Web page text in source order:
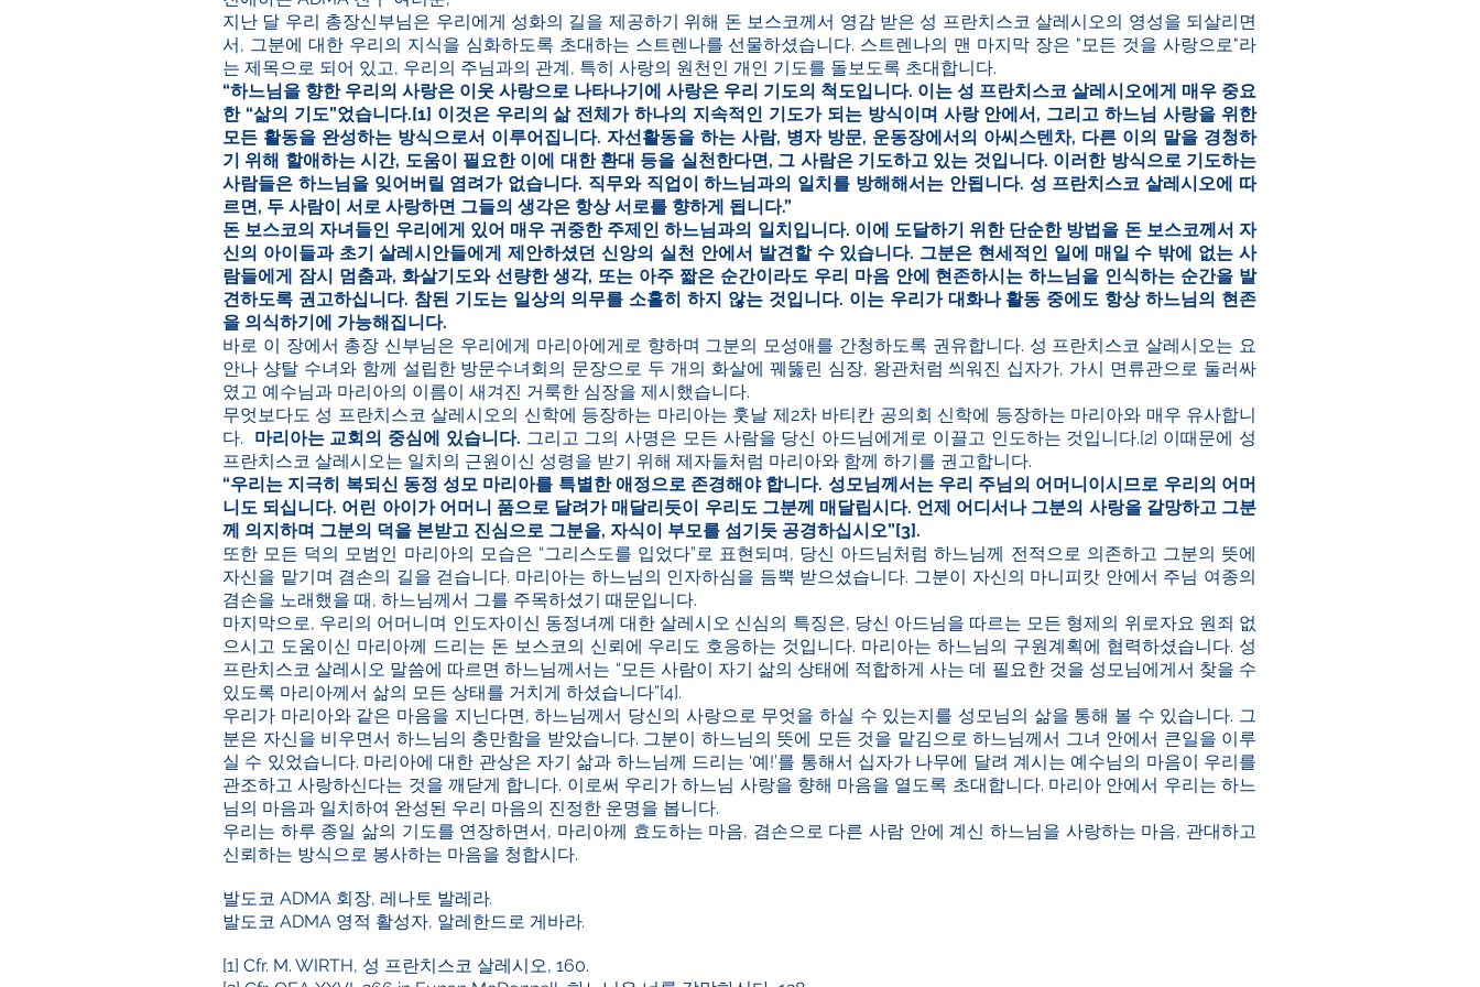
지난 달 우리 총장신부님은 우리에게 성화의 길을 제공하기 위해 돈 보스코께서 영감 받은 성 프란치스코 살레시오의 영성을 되살리면
서, 그분에 대한 우리의 지식을 심화하도록 초대하는 스트렌나를 선물하셨습니다. 스트렌나의 맨 마지막 장은 "모든 것을 사랑으로"라
는 제목으로 되어 있고, 우리의 주님과의 관계, 특히 사랑의 원천인 개인 기도를 돌보도록 초대합니다.
“하느님을 향한 우리의 사랑은 이웃 사랑으로 나타나기에 사랑은 우리 기도의 척도입니다. 이는 성 프란치스코 살레시오에게 매우 중요
한 “삶의 기도”었습니다.[1] 이것은 우리의 삶 전체가 하나의 지속적인 기도가 되는 방식이며 사랑 안에서, 그리고 하느님 사랑을 위한
모든 활동을 완성하는 방식으로서 이루어집니다. 자선활동을 하는 사람, 병자 방문, 운동장에서의 아씨스텐차, 다른 이의 말을 경청하
기 위해 할애하는 시간, 도움이 필요한 이에 대한 환대 등을 실천한다면, 그 사람은 기도하고 있는 것입니다. 이러한 방식으로 기도하는
사람들은 하느님을 잊어버릴 염려가 없습니다. 직무와 직업이 하느님과의 일치를 방해해서는 안됩니다. 성 프란치스코 살레시오에 따
르면, 두 사람이 서로 사랑하면 그들의 생각은 항상 서로를 향하게 됩니다.”
돈 보스코의 자녀들인 우리에게 있어 매우 귀중한 주제인 하느님과의 일치입니다. 이에 도달하기 위한 단순한 방법을 돈 보스코께서 자
신의 아이들과 초기 살레시안들에게 제안하셨던 신앙의 실천 안에서 발견할 수 있습니다. 그분은 현세적인 일에 매일 수 밖에 없는 사
람들에게 잠시 멈춤과, 화살기도와 선량한 생각, 또는 아주 짧은 순간이라도 우리 마음 안에 현존하시는 하느님을 인식하는 순간을 발
견하도록 권고하십니다. 참된 기도는 일상의 의무를 소홀히 하지 않는 것입니다. 이는 우리가 대화나 활동 중에도 항상 하느님의 현존
을 의식하기에 가능해집니다.
바로 이 장에서 총장 신부님은 우리에게 마리아에게로 향하며 그분의 모성애를 간청하도록 권유합니다. 성 프란치스코 살레시오는 요
안나 샹탈 수녀와 함께 설립한 방문수녀회의 문장으로 두 개의 화살에 꿰뚫린 심장, 왕관처럼 씌워진 십자가, 가시 면류관으로 둘러싸
였고 예수님과 마리아의 이름이 새겨진 거룩한 심장을 제시했습니다.
무엇보다도 성 프란치스코 살레시오의 신학에 등장하는 마리아는 훗날 제2차 바티칸 공의회 신학에 등장하는 마리아와 매우 유사합니
다. 마리아는 교회의 중심에 있습니다. 그리고 그의 사명은 모든 사람을 당신 아드님에게로 이끌고 인도하는 것입니다.[2] 이때문에 성
프란치스코 살레시오는 일치의 근원이신 성령을 받기 위해 제자들처럼 마리아와 함께 하기를 권고합니다.
“우리는 지극히 복되신 동정 성모 마리아를 특별한 애정으로 존경해야 합니다. 성모님께서는 우리 주님의 어머니이시므로 우리의 어머
니도 되십니다. 어린 아이가 어머니 품으로 달려가 매달리듯이 우리도 그분께 매달립시다. 언제 어디서나 그분의 사랑을 갈망하고 그분
께 의지하며 그분의 덕을 본받고 진심으로 그분을, 자식이 부모를 섬기듯 공경하십시오”[3].
또한 모든 덕의 모범인 마리아의 모습은 “그리스도를 입었다”로 표현되며, 당신 아드님처럼 하느님께 전적으로 의존하고 그분의 뜻에
자신을 맡기며 겸손의 길을 걷습니다. 마리아는 하느님의 인자하심을 듬뿍 받으셨습니다. 그분이 자신의 마니피캇 안에서 주님 여종의
겸손을 노래했을 때, 하느님께서 그를 주목하셨기 때문입니다.
마지막으로, 우리의 어머니며 인도자이신 동정녀께 대한 살레시오 신심의 특징은, 당신 아드님을 따르는 모든 형제의 위로자요 원죄 없
으시고 도움이신 마리아께 드리는 돈 보스코의 신뢰에 우리도 호응하는 것입니다. 마리아는 하느님의 구원계획에 협력하셨습니다. 성
프란치스코 살레시오 말씀에 따르면 하느님께서는 “모든 사람이 자기 삶의 상태에 적합하게 사는 데 필요한 것을 성모님에게서 찾을 수
있도록 마리아께서 삶의 모든 상태를 거치게 하셨습니다”[4].
우리가 마리아와 같은 마음을 지닌다면, 하느님께서 당신의 사랑으로 무엇을 하실 수 있는지를 성모님의 삶을 통해 볼 수 있습니다. 그
분은 자신을 비우면서 하느님의 충만함을 받았습니다. 그분이 하느님의 뜻에 모든 것을 맡김으로 하느님께서 그녀 안에서 큰일을 이루
실 수 있었습니다. 마리아에 대한 관상은 자기 삶과 하느님께 드리는 ‘예!’를 통해서 십자가 나무에 달려 계시는 예수님의 마음이 우리를
관조하고 사랑하신다는 것을 깨닫게 합니다. 이로써 우리가 하느님 사랑을 향해 마음을 열도록 초대합니다. 마리아 안에서 우리는 하느
님의 마음과 일치하여 완성된 우리 마음의 진정한 운명을 봅니다.
우리는 하루 종일 삶의 기도를 연장하면서, 마리아께 효도하는 마음, 겸손으로 다른 사람 안에 계신 하느님을 사랑하는 마음, 관대하고
신뢰하는 방식으로 봉사하는 마음을 청합시다.
발도코 ADMA 회장, 레나토 발레라.
발도코 ADMA 영적 활성자, 알레한드로 게바라.
[1] Cfr. M. WIRTH, 성 프란치스코 살레시오, 160.